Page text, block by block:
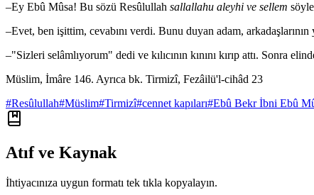
–Ey Ebû Mûsa! Bu sözü Resûlullah sallallahu aleyhi ve sellem
–Evet, ben işittim, cevabını verdi. Bunu duyan adam, arkadaşlarının
–"Sizleri selâmlıyorum" dedi ve kılıcının kınını kırıp attı. Sonra
Müslim, İmâre 146. Ayrıca bk. Tirmizî, Fezâilü'l-cihâd 23
#Resûlullah#Müslim#Tirmizî#cennet kapıları#Ebû Bekr İbni Ebû
Atıf ve Kaynak
İhtiyacınıza uygun formatı tek tıkla kopyalayın.